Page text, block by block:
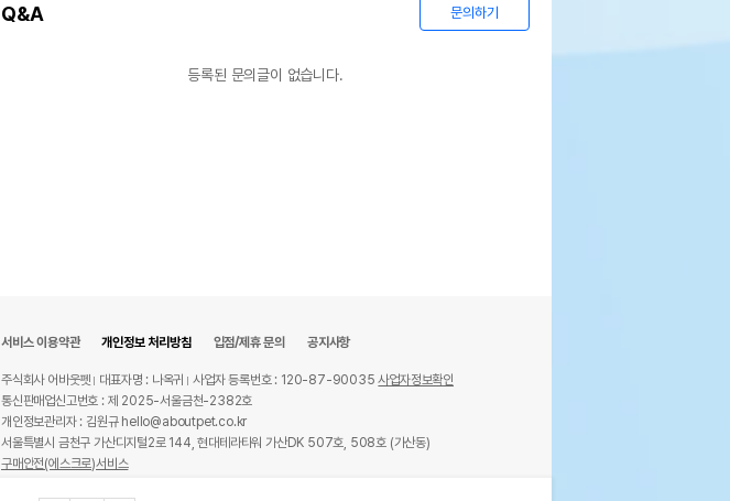
Q&A 문의하기
등록된 문의글이 없습니다.
서비스 이용약관 개인정보 처리방침 입점/제휴 문의 공지사항
주식회사 어바웃펫 대표자명 : 나옥귀 사업자 등록번호 : 120-87-90035사업자정보확인
통신판매업신고번호 : 제 2025-서울금천-2382호
개인정보관리자 : 김원규 hello@aboutpet.co.kr
서울특별시 금천구 가산디지털2로 144, 현대테라타워 가산DK 507호, 508호 (가산동)
구매안전(에스크로)서비스